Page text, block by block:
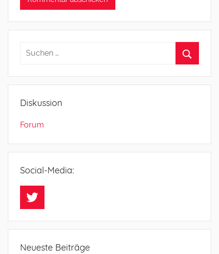
Diskussion
Forum
Social-Media:
Twitter
Neueste Beiträge